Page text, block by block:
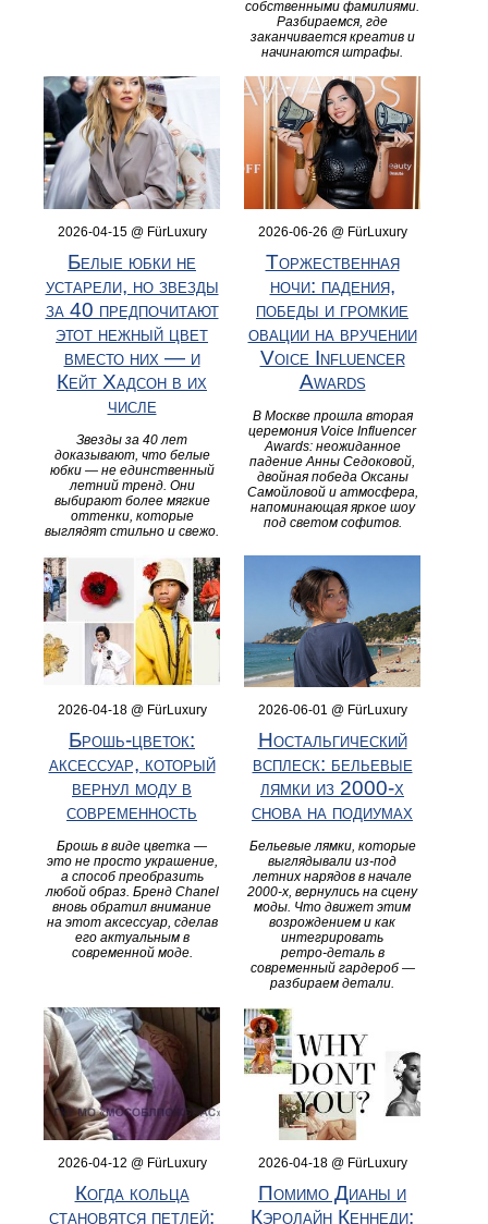
собственными фамилиями.
Разбираемся, где
заканчивается креатив и
начинаются штрафы.
2026-04-15 @ FürLuxury
Белые юбки не
устарели, но звезды
за 40 предпочитают
этот нежный цвет
вместо них — и
Кейт Хадсон в их
числе
Звезды за 40 лет
доказывают, что белые
юбки — не единственный
летний тренд. Они
выбирают более мягкие
оттенки, которые
выглядят стильно и свежо.
2026-06-26 @ FürLuxury
Торжественная
ночи: падения,
победы и громкие
овации на вручении
Voice Influencer
Awards
В Москве прошла вторая
церемония Voice Influencer
Awards: неожиданное
падение Анны Седоковой,
двойная победа Оксаны
Самойловой и атмосфера,
напоминающая яркое шоу
под светом софитов.
2026-04-18 @ FürLuxury
Брошь-цветок:
аксессуар, который
вернул моду в
современность
Брошь в виде цветка —
это не просто украшение,
а способ преобразить
любой образ. Бренд Chanel
вновь обратил внимание
на этот аксессуар, сделав
его актуальным в
современной моде.
2026-06-01 @ FürLuxury
Ностальгический
всплеск: бельевые
лямки из 2000‑х
снова на подиумах
Бельевые лямки, которые
выглядывали из‑под
летних нарядов в начале
2000‑х, вернулись на сцену
моды. Что движет этим
возрождением и как
интегрировать
ретро‑деталь в
современный гардероб —
разбираем детали.
2026-04-12 @ FürLuxury
Когда кольца
становятся петлей:
2026-04-18 @ FürLuxury
Помимо Дианы и
Кэролайн Кеннеди: